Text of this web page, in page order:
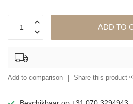
ADD TO
Add to comparison Share this product